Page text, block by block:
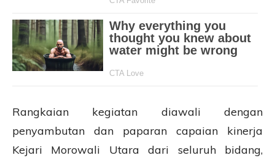
Rangkaian kegiatan diawali dengan
penyambutan dan paparan capaian kinerja
Kejari Morowali Utara dari seluruh bidang,